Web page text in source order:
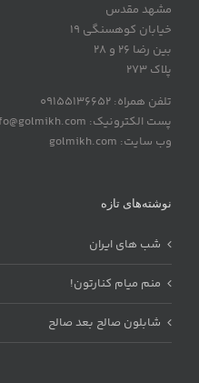
مشهد مقدس
خیابان کوهسنگی 19
بین رضا 26 و 28
پلاک 273
تلفن همراه: 09155136652
پست الکترونیک: info@golmikh.com
وب سایت: golmikh.com
نوشته‌های تازه
شب های ایران
منم میام کنارتون!
شابلون صالح بعد صالح